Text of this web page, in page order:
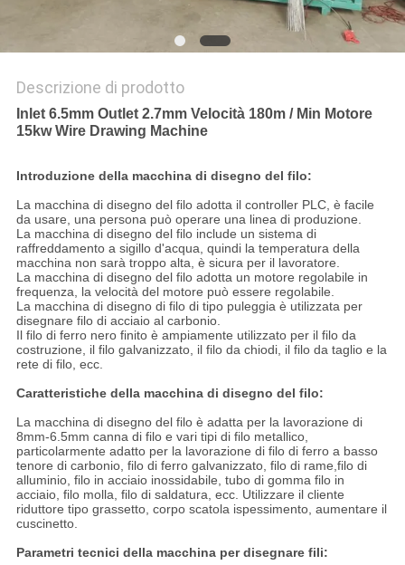
Descrizione di prodotto
Inlet 6.5mm Outlet 2.7mm Velocità 180m / Min Motore
15kw Wire Drawing Machine
Introduzione della macchina di disegno del filo:
La macchina di disegno del filo adotta il controller PLC, è facile
da usare, una persona può operare una linea di produzione.
La macchina di disegno del filo include un sistema di
raffreddamento a sigillo d'acqua, quindi la temperatura della
macchina non sarà troppo alta, è sicura per il lavoratore.
La macchina di disegno del filo adotta un motore regolabile in
frequenza, la velocità del motore può essere regolabile.
La macchina di disegno di filo di tipo puleggia è utilizzata per
disegnare filo di acciaio al carbonio.
Il filo di ferro nero finito è ampiamente utilizzato per il filo da
costruzione, il filo galvanizzato, il filo da chiodi, il filo da taglio e la
rete di filo, ecc.
Caratteristiche della macchina di disegno del filo:
La macchina di disegno del filo è adatta per la lavorazione di
8mm-6.5mm canna di filo e vari tipi di filo metallico,
particolarmente adatto per la lavorazione di filo di ferro a basso
tenore di carbonio, filo di ferro galvanizzato, filo di rame,filo di
alluminio, filo in acciaio inossidabile, tubo di gomma filo in
acciaio, filo molla, filo di saldatura, ecc. Utilizzare il cliente
riduttore tipo grassetto, corpo scatola ispessimento, aumentare il
cuscinetto.
Parametri tecnici della macchina per disegnare fili: